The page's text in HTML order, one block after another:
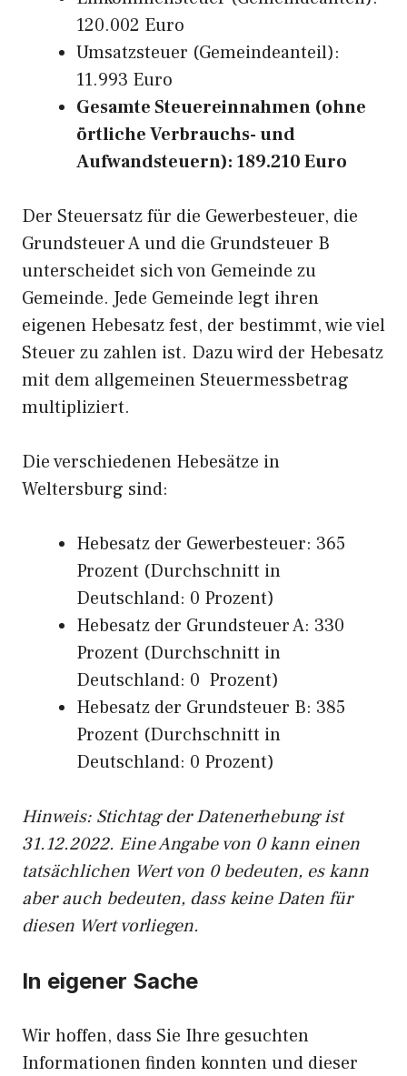
120.002 Euro
Umsatzsteuer (Gemeindeanteil):
11.993 Euro
Gesamte Steuereinnahmen (ohne
örtliche Verbrauchs- und
Aufwandsteuern): 189.210 Euro
Der Steuersatz für die Gewerbesteuer, die
Grundsteuer A und die Grundsteuer B
unterscheidet sich von Gemeinde zu
Gemeinde. Jede Gemeinde legt ihren
eigenen Hebesatz fest, der bestimmt, wie viel
Steuer zu zahlen ist. Dazu wird der Hebesatz
mit dem allgemeinen Steuermessbetrag
multipliziert.
Die verschiedenen Hebesätze in
Weltersburg sind:
Hebesatz der Gewerbesteuer: 365
Prozent (Durchschnitt in
Deutschland: 0 Prozent)
Hebesatz der Grundsteuer A: 330
Prozent (Durchschnitt in
Deutschland: 0 Prozent)
Hebesatz der Grundsteuer B: 385
Prozent (Durchschnitt in
Deutschland: 0 Prozent)
Hinweis: Stichtag der Datenerhebung ist
31.12.2022. Eine Angabe von 0 kann einen
tatsächlichen Wert von 0 bedeuten, es kann
aber auch bedeuten, dass keine Daten für
diesen Wert vorliegen.
In eigener Sache
Wir hoffen, dass Sie Ihre gesuchten
Informationen finden konnten und dieser